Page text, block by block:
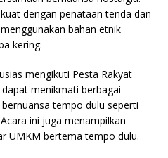
dengan penataan tenda dan
bahan etnik
kering.
mengikuti Pesta Rakyat
menikmati berbagai
tempo dulu seperti
ini juga menampilkan
UMKM bertema tempo dulu.